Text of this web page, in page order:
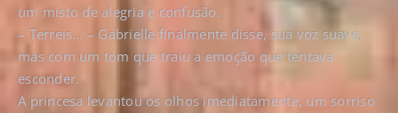
um misto de alegria e confusão.
– Terreis… – Gabrielle finalmente disse, sua voz suave,
mas com um tom que traiu a emoção que tentava
esconder.
A princesa levantou os olhos imediatamente, um sorriso